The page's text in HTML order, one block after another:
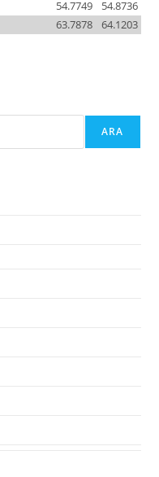
54.8736
54.7749
64.1203
63.7878
ARA